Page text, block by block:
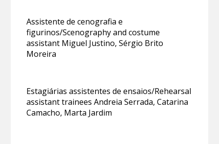
Assistente de cenografia e
figurinos/Scenography and costume
assistant Miguel Justino, Sérgio Brito
Moreira
Estagiárias assistentes de ensaios/Rehearsal
assistant trainees Andreia Serrada, Catarina
Camacho, Marta Jardim